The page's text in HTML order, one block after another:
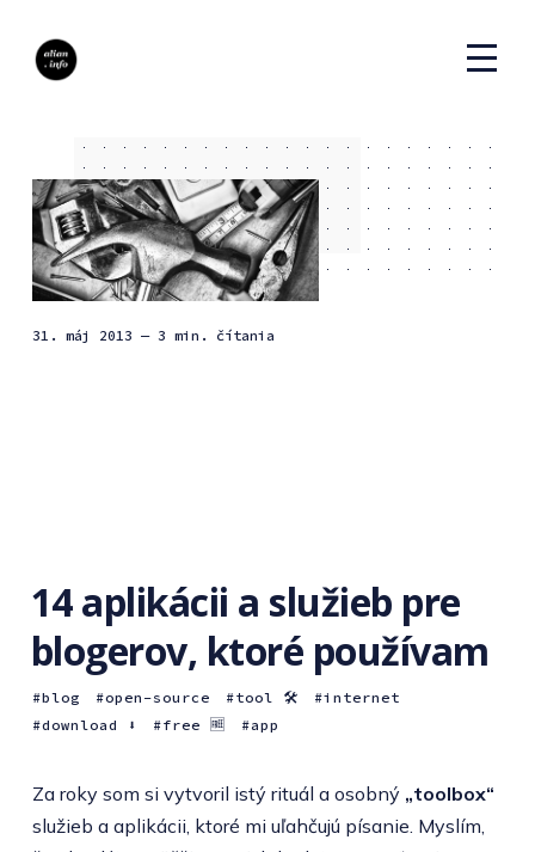
31. máj 2013 — 3 min. čítania
14 aplikácii a služieb pre
blogerov, ktoré používam
blog open-source tool 🛠
internet
download ⬇️
free 🆓 app
Za roky som si vytvoril istý rituál a osobný „toolbox“
služieb a aplikácii, ktoré mi uľahčujú písanie. Myslím,